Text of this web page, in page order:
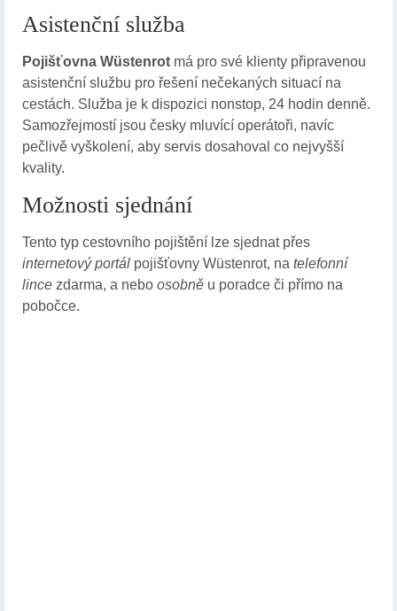
Asistenční služba
Pojišťovna Wüstenrot má pro své klienty připravenou
asistenční službu pro řešení nečekaných situací na
cestách. Služba je k dispozici nonstop, 24 hodin denně.
Samozřejmostí jsou česky mluvící operátoři, navíc
pečlivě vyškolení, aby servis dosahoval co nejvyšší
kvality.
Možnosti sjednání
Tento typ cestovního pojištění lze sjednat přes
internetový portál pojišťovny Wüstenrot, na telefonní
lince zdarma, a nebo osobně u poradce či přímo na
pobočce.